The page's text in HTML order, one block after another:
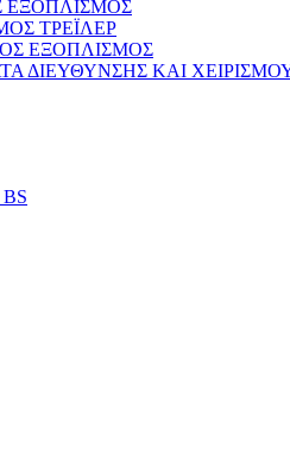
ΤΡΕΪΛΕΡ
ΕΞΟΠΛΙΣΜΟΣ
ΔΙΕΥΘΥΝΣΗΣ ΚΑΙ